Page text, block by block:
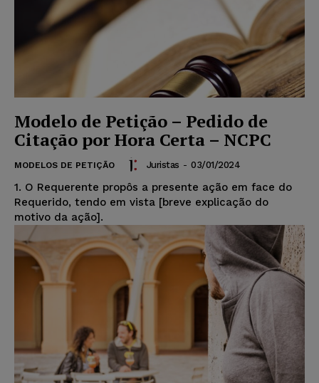
Modelo de Petição – Pedido de
Citação por Hora Certa – NCPC
MODELOS DE PETIÇÃO Juristas - 03/01/2024
1. O Requerente propôs a presente ação em face do
Requerido, tendo em vista [breve explicação do
motivo da ação].